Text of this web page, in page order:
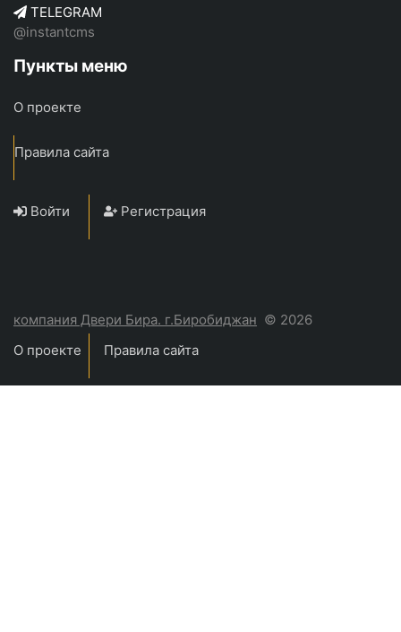
TELEGRAM
@instantcms
Пункты меню
О проекте
Правила сайта
Войти Регистрация
компания Двери Бира. г.Биробиджан © 2026
О проекте
Правила сайта